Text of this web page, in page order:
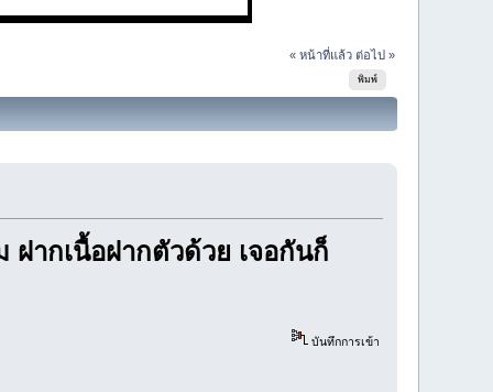
« หน้าที่แล้ว ต่อไป »
พิมพ์
ากเนื้อฝากตัวด้วย เจอกันก็
บันทึกการเข้า